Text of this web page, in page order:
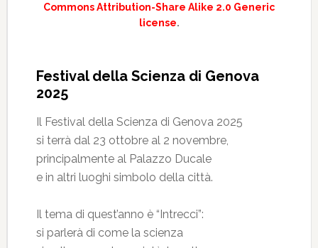
Commons Attribution-Share Alike 2.0 Generic
license.
Festival della Scienza di Genova
2025
Il Festival della Scienza di Genova 2025
si terrà dal 23 ottobre al 2 novembre,
principalmente al Palazzo Ducale
e in altri luoghi simbolo della città.
Il tema di quest’anno è “Intrecci”:
si parlerà di come la scienza